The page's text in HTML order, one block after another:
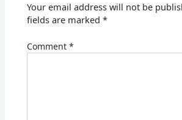
Your email address will not be
fields are marked*
Comment*